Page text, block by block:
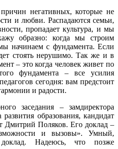
негативных, которые не
и любви. Распадаются семьи,
пропадает культура, и мы
образно: когда мы строим
начинаем с фундамента. Если
стоять нерушимо. Так же и в
– это когда человек живет по
фундамента – все усилия
сегодня: вам предстоит
и радости.
заседания – замдиректора
развития образования, кандидат
Дмитрий Поляков. Его доклад –
и вызовы». Умный,
Надеюсь, что позже